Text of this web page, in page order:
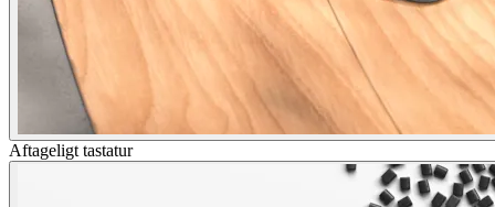
Aftageligt tastatur